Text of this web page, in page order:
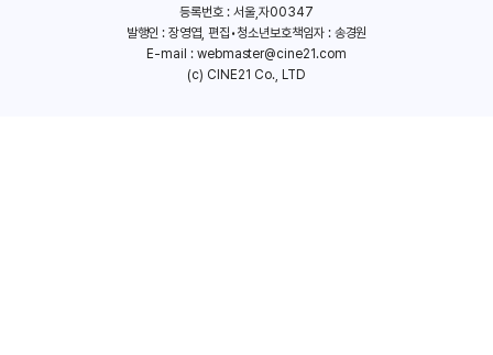
등록번호 : 서울,자00347
발행인 : 장영엽, 편집•청소년보호책임자 : 송경원
E-mail : webmaster@cine21.com
(c) CINE21 Co., LTD